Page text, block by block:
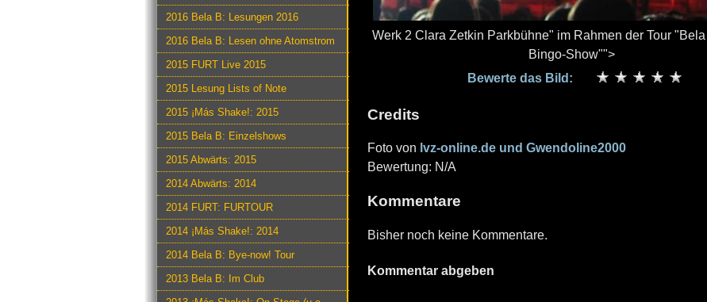
2016 Bela B: Lesungen 2016
2016 Bela B: Lesen ohne Atomstrom
2015 FURT Live 2015
2015 Lesung Lists of Note
2015 ¡Más Shake!: 2015
2015 Bela B: Einzelshows
2015 Abwärts: 2015
2014 Abwärts: 2014
2014 FURT: FURTOUR
2014 ¡Más Shake!: 2014
2014 Bela B: Bye-now! Tour
2013 Bela B: Im Club
Werk 2 Clara Zetkin Parkbühne" im Rahmen der Tour
Bingo-Show"">
Bewerte das Bild:
Credits
Foto von lvz-online.de und Gwendoline2000
Bewertung: N/A
Kommentare
Bisher noch keine Kommentare.
Kommentar abgeben